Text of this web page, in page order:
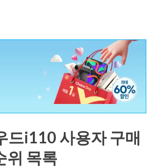
드i110 사용자 구매
위 목록